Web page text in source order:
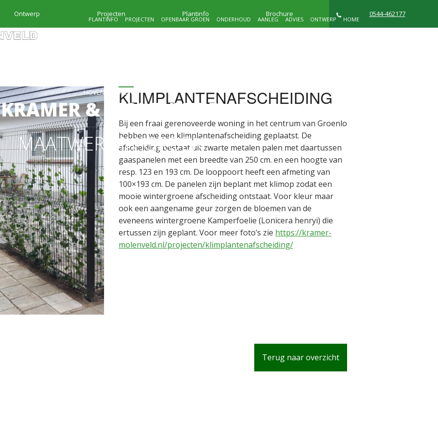
HOVENIERSBEDRIJF
KRAMER & MOLENVELD
MAATWERK IN GROEN
HOME
ONTWERP
ADVIES
AANLEG
ONDERHOUD
OPENBAAR GROEN
PROJECTEN
PLANTINFO
Ontwerp Projecten Plantinfo Brochure 0544-462177
KLIMPLANTENAFSCHEIDING
Bij een fraai gerenoveerde woning in het centrum van Groenlo
hebben we een klimplantenafscheiding geplaatst. De
afscheiding bestaat uit zwarte metalen palen met daartussen
gaaspanelen met een breedte van 250 cm. en een hoogte van
resp. 123 en 193 cm. De looppoort heeft een afmeting van
100×193 cm. De panelen zijn beplant met klimop zodat een
mooie wintergroene afscheiding ontstaat. Voor kleur maar
ook een aangename geur zorgen de bloemen van de
eveneens wintergroene Kamperfoelie (Lonicera henryi) die
ertussen zijn geplant. Voor meer foto’s zie https://kramer-
molenveld.nl/projecten/klimplantenafscheiding/
Terug naar overzicht